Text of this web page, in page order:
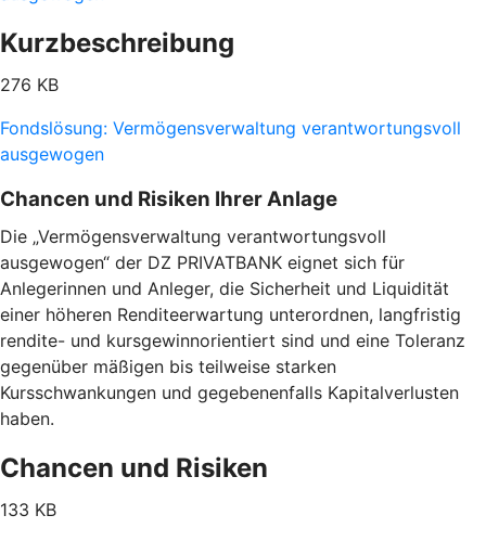
Kurzbeschreibung
276 KB
Fondslösung: Vermögensverwaltung verantwortungsvoll
ausgewogen
Chancen und Risiken Ihrer Anlage
Die „Vermögensverwaltung verantwortungsvoll
ausgewogen“ der DZ PRIVATBANK eignet sich für
Anlegerinnen und Anleger, die Sicherheit und Liquidität
einer höheren Renditeerwartung unterordnen, langfristig
rendite- und kursgewinnorientiert sind und eine Toleranz
gegenüber mäßigen bis teilweise starken
Kursschwankungen und gegebenenfalls Kapitalverlusten
haben.
Chancen und Risiken
133 KB